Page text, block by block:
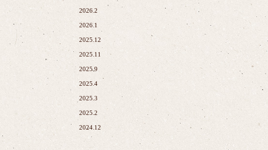
2026.2
2026.1
2025.12
2025.11
2025.9
2025.4
2025.3
2025.2
2024.12